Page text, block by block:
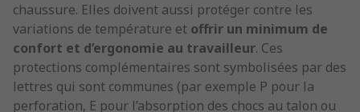
chaussure. Elles doivent aussi protéger contre les
variations de température et offrir un minimum de
confort et d’ergonomie au travailleur. Ces
protections complémentaires sont symbolisées par des
lettres qui sont communes (par exemple P pour la
perforation, E pour l’absorption des chocs au talon ou